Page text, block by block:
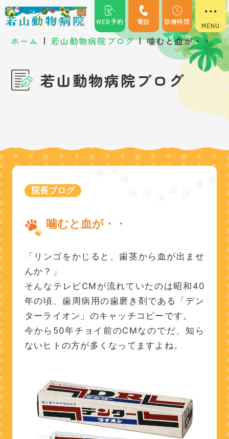
WEB予約 電話 診療時間
ホーム | 若山動物病院ブログ | 噛むと血が・・
若山動物病院ブログ
院長ブログ
噛むと血が・・
「リンゴをかじると、歯茎から血が出ませ
んか？」
そんなテレビCMが流れていたのは昭和40
年の頃、歯周病用の歯磨き剤である「デン
ターライオン」のキャッチコピーです。
今から50年チョイ前のCMなのでだ、知ら
ないヒトの方が多くなってますよね。